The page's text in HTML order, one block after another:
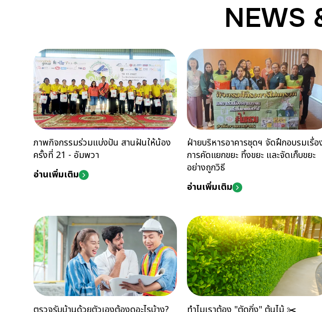
NEWS
ภาพกิจกรรมร่วมแบ่งปัน สานฝันให้น้อง
ครั้งที่ 21 - อัมพวา
อ่านเพิ่มเติม
ฝ่ายบริหารอาคารชุดฯ จัดฝึกอบรมเรื่อ
การคัดแยกขยะ ทิ้งขยะ และจัดเก็บขยะ
อย่างถูกวิธี
อ่านเพิ่มเติม